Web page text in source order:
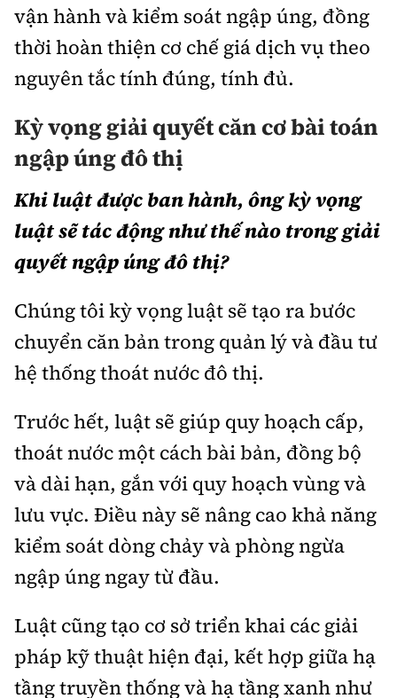
vận hành và kiểm soát ngập úng, đồng
thời hoàn thiện cơ chế giá dịch vụ theo
nguyên tắc tính đúng, tính đủ.
Kỳ vọng giải quyết căn cơ bài toán
ngập úng đô thị
Khi luật được ban hành, ông kỳ vọng
luật sẽ tác động như thế nào trong giải
quyết ngập úng đô thị?
Chúng tôi kỳ vọng luật sẽ tạo ra bước
chuyển căn bản trong quản lý và đầu tư
hệ thống thoát nước đô thị.
Trước hết, luật sẽ giúp quy hoạch cấp,
thoát nước một cách bài bản, đồng bộ
và dài hạn, gắn với quy hoạch vùng và
lưu vực. Điều này sẽ nâng cao khả năng
kiểm soát dòng chảy và phòng ngừa
ngập úng ngay từ đầu.
Luật cũng tạo cơ sở triển khai các giải
pháp kỹ thuật hiện đại, kết hợp giữa hạ
tầng truyền thống và hạ tầng xanh như